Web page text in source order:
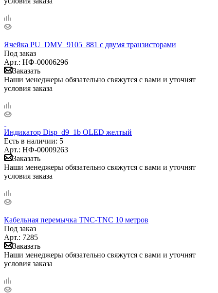
Ячейка PU_DMV_9105_881 с двумя транзисторами
Под заказ
Арт.: НФ-00006296
Заказать
Наши менеджеры обязательно свяжутся с вами и уточнят
условия заказа
Индикатор Disp_d9_1b OLED желтый
Есть в наличии: 5
Арт.: НФ-00009263
Заказать
Наши менеджеры обязательно свяжутся с вами и уточнят
условия заказа
Кабельная перемычка TNC-TNC 10 метров
Под заказ
Арт.: 7285
Заказать
Наши менеджеры обязательно свяжутся с вами и уточнят
условия заказа